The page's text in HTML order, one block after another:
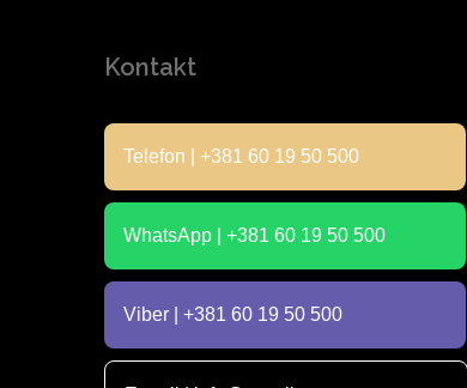
Kontakt
Telefon | +381 60 19 50 500
WhatsApp | +381 60 19 50 500
Viber | +381 60 19 50 500